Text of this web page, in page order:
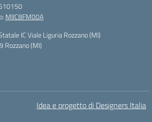
MIIC8FM00A
IC Viale Liguria Rozzano (MI)
Rozzano (MI)
Idea e progetto di Designers Italia